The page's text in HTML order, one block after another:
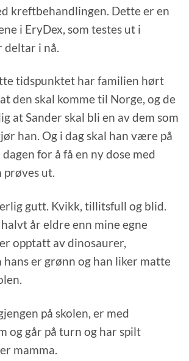
kreftbehandlingen. Dette er en
i EryDex, som testes ut i
deltar i nå.
tidspunktet har familien hørt
den skal komme til Norge, og de
at Sander skal bli en av dem som
han. Og i dag skal han være på
for å få en ny dose med
prøves ut.
gutt. Kvikk, tillitsfull og blid.
år eldre enn mine egne
opptatt av dinosaurer,
er grønn og han liker matte
på skolen, er med
og går på turn og har spilt
mamma.